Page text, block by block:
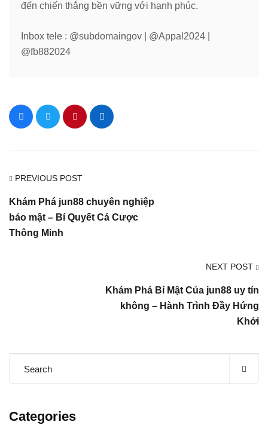
đến chiến thắng bền vững với hạnh phúc.
Inbox tele : @subdomaingov | @Appal2024 |
@fb882024
PREVIOUS POST
Khám Phá jun88 chuyên nghiệp
bảo mật – Bí Quyết Cá Cược
Thông Minh
NEXT POST
Khám Phá Bí Mật Của jun88 uy tín
không – Hành Trình Đầy Hứng
Khởi
Categories